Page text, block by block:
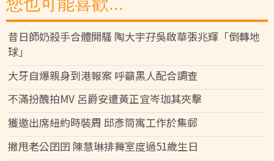
您也可能喜歡...
昔日師奶殺手合體開騷 陶大宇孖吳啟華張兆輝「倒轉地
球」
大牙自爆親身到港報案 呼籲黑人配合調查
不滿扮醜拍MV 呂爵安遭黃正宜岑珈其夾擊
獲邀出席紐約時裝周 邱彥筒寓工作於集郵
撇甩老公囝囝 陳慧琳排舞室度過51歲生日